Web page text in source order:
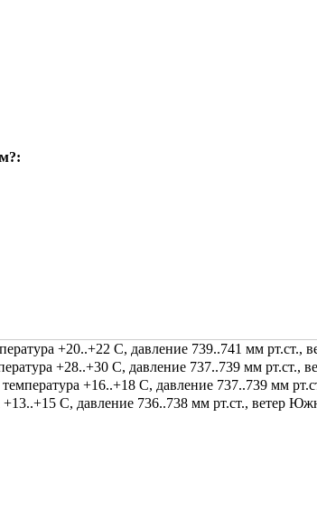
+20..+22 С, давление 739..741 мм
+28..+30 С, давление 737..739 мм рт.ст.,
+16..+18 С, давление 737..739 мм
+13..+15 С, давление 736..738 мм рт.ст., ветер